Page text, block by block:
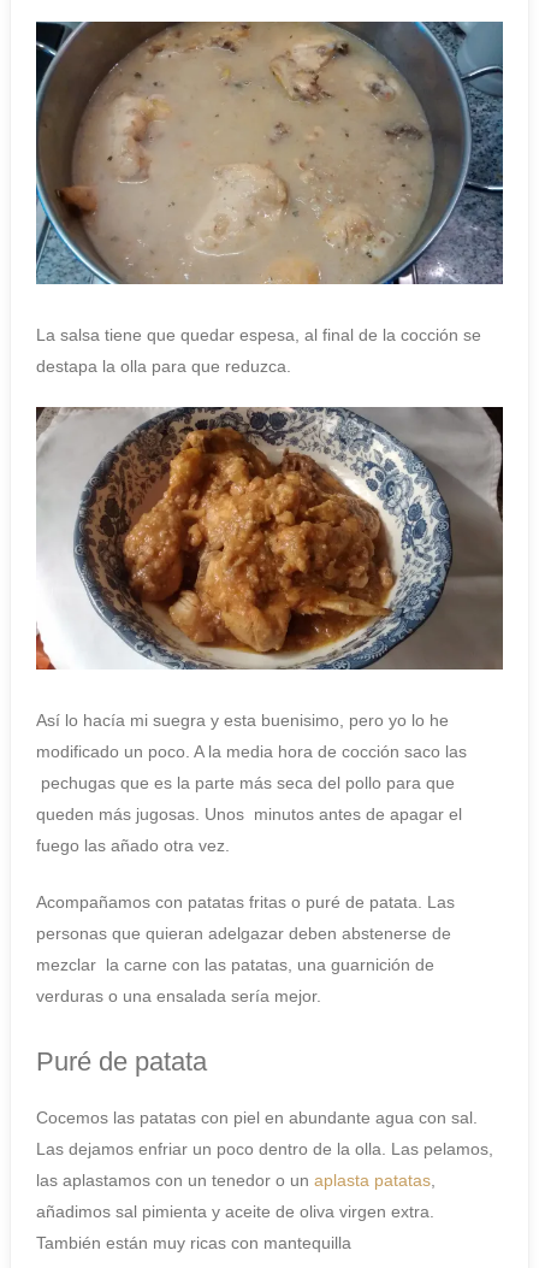
La salsa tiene que quedar espesa, al final de la cocción se
destapa la olla para que reduzca.
Así lo hacía mi suegra y esta buenisimo, pero yo lo he
modificado un poco. A la media hora de cocción saco las
pechugas que es la parte más seca del pollo para que
queden más jugosas. Unos minutos antes de apagar el
fuego las añado otra vez.
Acompañamos con patatas fritas o puré de patata. Las
personas que quieran adelgazar deben abstenerse de
mezclar la carne con las patatas, una guarnición de
verduras o una ensalada sería mejor.
Puré de patata
Cocemos las patatas con piel en abundante agua con sal.
Las dejamos enfriar un poco dentro de la olla. Las pelamos,
las aplastamos con un tenedor o un aplasta patatas,
añadimos sal pimienta y aceite de oliva virgen extra.
También están muy ricas con mantequilla